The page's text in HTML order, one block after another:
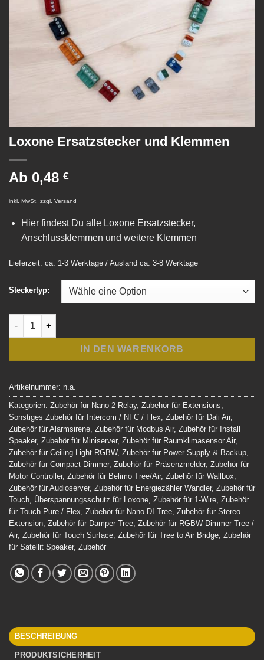
Loxone Ersatzstecker und Klemmen
Ab 0,48 €
inkl. MwSt. zzgl. Versand
Hier findest Du alle Loxone Ersatzstecker,
Anschlussklemmen und weitere Klemmen
Lieferzeit: ca. 1-3 Werktage / Ausland ca. 3-8 Werktage
Steckertyp:
Loxone Ersatzstecker und Klemmen Menge
IN DEN WARENKORB
Artikelnummer: n.a.
Kategorien: Zubehör für Nano 2 Relay, Zubehör für Extensions
Sonstiges Zubehör für Intercom / NFC / Flex Zubehör für Dali Air,
Zubehör für Alarmsirene Zubehör für Modbus Air, Zubehör für Install
Speaker, Zubehör für Miniserver, Zubehör für Raumklimasensor Air,
Zubehör für Ceiling Light RGBW, Zubehör für Power Supply & Backup
Zubehör für Compact Dimmer, Zubehör für Präsenzmelder, Zubehör für
Motor Controller, Zubehör für Belimo Tree/Air, Zubehör für Wallbox
Zubehör für Audioserver, Zubehör für Energiezähler Wandler, Zubehör für
Touch Überspannungsschutz für Loxone Zubehör für 1-Wire Zubehör
für Touch Pure / Flex Zubehör für Nano DI Tree Zubehör für Stereo
Extension Zubehör für Damper Tree Zubehör für RGBW Dimmer Tree /
Air, Zubehör für Touch Surface Zubehör für Tree to Air Bridge Zubehör
für Satellit Speaker, Zubehör
BESCHREIBUNG
PRODUKTSICHERHEIT